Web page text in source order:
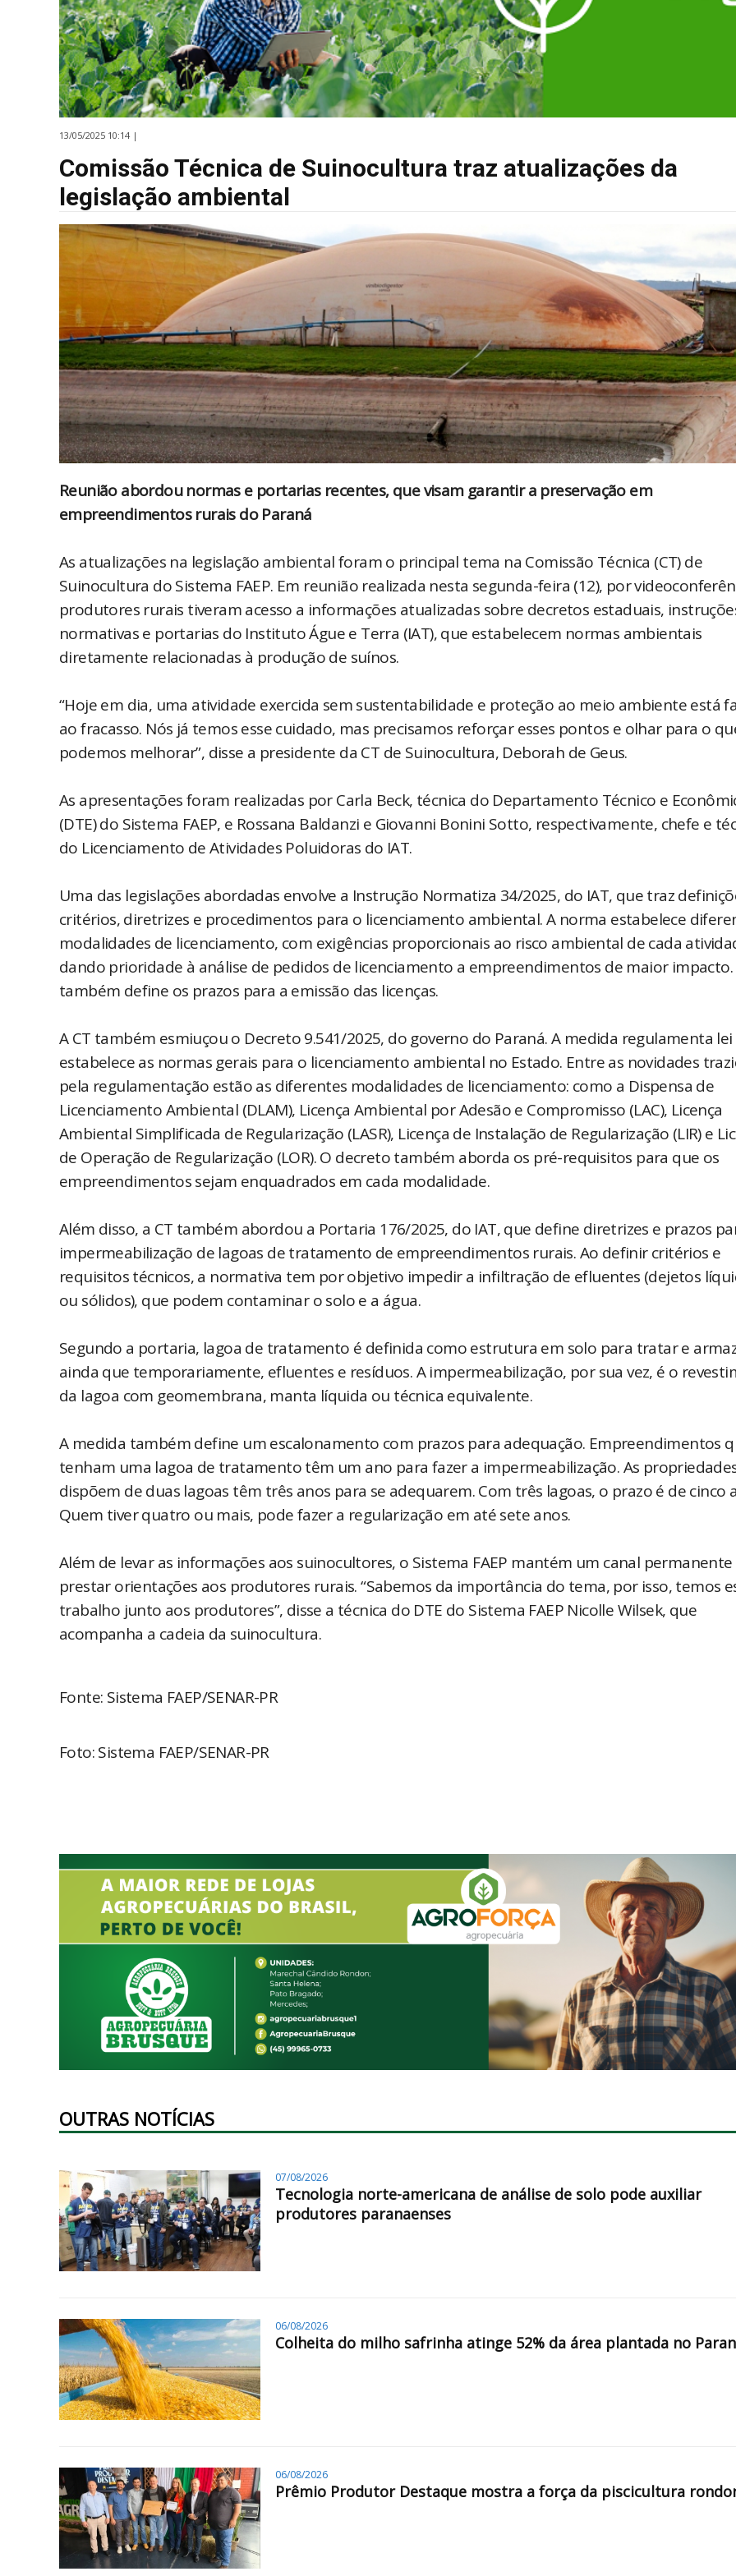
13/05/2025 10:14 |
Comissão Técnica de Suinocultura traz atualizações da
legislação ambiental
Reunião abordou normas e portarias recentes, que visam garantir a preservação em
empreendimentos rurais do Paraná
As atualizações na legislação ambiental foram o principal tema na Comissão Técnica (CT) de
Suinocultura do Sistema FAEP. Em reunião realizada nesta segunda-feira (12), por
produtores rurais tiveram acesso a informações atualizadas sobre decretos estaduais,
normativas e portarias do Instituto Águe e Terra (IAT), que estabelecem normas ambientais
diretamente relacionadas à produção de suínos.
“Hoje em dia, uma atividade exercida sem sustentabilidade e proteção ao meio ambiente está
ao fracasso. Nós já temos esse cuidado, mas precisamos reforçar esses pontos e olhar para o
podemos melhorar”, disse a presidente da CT de Suinocultura, Deborah de Geus.
As apresentações foram realizadas por Carla Beck, técnica do Departamento Técnico e
(DTE) do Sistema FAEP, e Rossana Baldanzi e Giovanni Bonini Sotto, respectivamente, chefe e
do Licenciamento de Atividades Poluidoras do IAT.
Uma das legislações abordadas envolve a Instrução Normatiza 34/2025, do IAT, que traz
critérios, diretrizes e procedimentos para o licenciamento ambiental. A norma estabelece
modalidades de licenciamento, com exigências proporcionais ao risco ambiental de cada
dando prioridade à análise de pedidos de licenciamento a empreendimentos de maior impacto.
também define os prazos para a emissão das licenças.
A CT também esmiuçou o Decreto 9.541/2025, do governo do Paraná. A medida regulamenta
estabelece as normas gerais para o licenciamento ambiental no Estado. Entre as novidades
pela regulamentação estão as diferentes modalidades de licenciamento: como a Dispensa de
Licenciamento Ambiental (DLAM), Licença Ambiental por Adesão e Compromisso (LAC), Licença
Ambiental Simplificada de Regularização (LASR), Licença de Instalação de Regularização (LIR) e
de Operação de Regularização (LOR). O decreto também aborda os pré-requisitos para que os
empreendimentos sejam enquadrados em cada modalidade.
Além disso, a CT também abordou a Portaria 176/2025, do IAT, que define diretrizes e prazos
impermeabilização de lagoas de tratamento de empreendimentos rurais. Ao definir critérios e
requisitos técnicos, a normativa tem por objetivo impedir a infiltração de efluentes (dejetos
ou sólidos), que podem contaminar o solo e a água.
Segundo a portaria, lagoa de tratamento é definida como estrutura em solo para tratar e
ainda que temporariamente, efluentes e resíduos. A impermeabilização, por sua vez, é o
da lagoa com geomembrana, manta líquida ou técnica equivalente.
A medida também define um escalonamento com prazos para adequação. Empreendimentos
tenham uma lagoa de tratamento têm um ano para fazer a impermeabilização. As
dispõem de duas lagoas têm três anos para se adequarem. Com três lagoas, o prazo é de cinco
Quem tiver quatro ou mais, pode fazer a regularização em até sete anos.
Além de levar as informações aos suinocultores, o Sistema FAEP mantém um canal permanente
prestar orientações aos produtores rurais. “Sabemos da importância do tema, por isso, temos
trabalho junto aos produtores”, disse a técnica do DTE do Sistema FAEP Nicolle Wilsek, que
acompanha a cadeia da suinocultura.
Fonte: Sistema FAEP/SENAR-PR
Foto: Sistema FAEP/SENAR-PR
OUTRAS NOTÍCIAS
07/08/2026
Tecnologia norte-americana de análise de solo pode auxiliar
produtores paranaenses
06/08/2026
Colheita do milho safrinha atinge 52% da área plantada no
06/08/2026
Prêmio Produtor Destaque mostra a força da piscicultura